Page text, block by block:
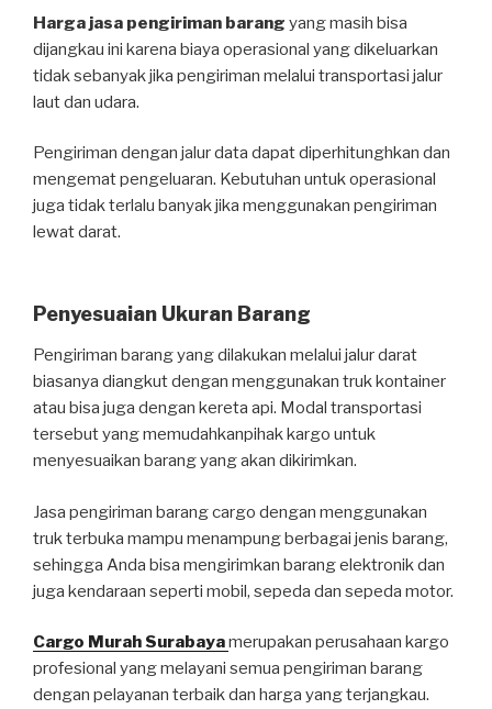
Harga jasa pengiriman barang yang masih bisa
dijangkau ini karena biaya operasional yang dikeluarkan
tidak sebanyak jika pengiriman melalui transportasi jalur
laut dan udara.
Pengiriman dengan jalur data dapat diperhitunghkan dan
mengemat pengeluaran. Kebutuhan untuk operasional
juga tidak terlalu banyak jika menggunakan pengiriman
lewat darat.
Penyesuaian Ukuran Barang
Pengiriman barang yang dilakukan melalui jalur darat
biasanya diangkut dengan menggunakan truk kontainer
atau bisa juga dengan kereta api. Modal transportasi
tersebut yang memudahkanpihak kargo untuk
menyesuaikan barang yang akan dikirimkan.
Jasa pengiriman barang cargo dengan menggunakan
truk terbuka mampu menampung berbagai jenis barang,
sehingga Anda bisa mengirimkan barang elektronik dan
juga kendaraan seperti mobil, sepeda dan sepeda motor.
Cargo Murah Surabayamerupakan perusahaan kargo
profesional yang melayani semua pengiriman barang
dengan pelayanan terbaik dan harga yang terjangkau.